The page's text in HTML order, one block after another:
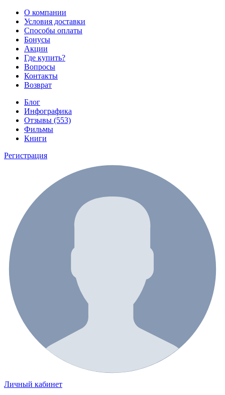
О компании
Условия доставки
Способы оплаты
Бонусы
Акции
Где купить?
Вопросы
Контакты
Возврат
Блог
Инфографика
Отзывы (553)
Фильмы
Книги
Регистрация
Личный кабинет